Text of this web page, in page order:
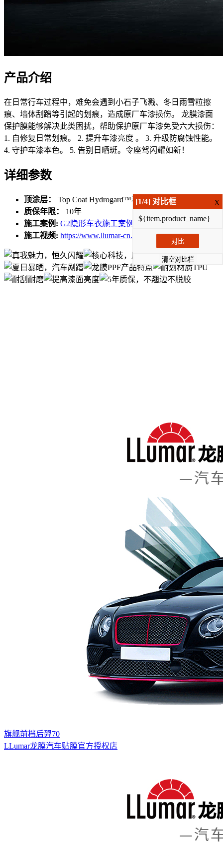
产品介绍
在日常行车过程中，难免会遇到小石子飞溅、冬日雨雪粒擦
痕、墙体刮蹭等引起的划痕，造成原厂车漆损伤。 龙膜漆面
保护膜能够解决此类困扰，帮助保护原厂车漆免受六大损伤：
1. 自修复日常划痕。 2. 提升车漆亮度 。 3. 升级防腐蚀性能。
4. 守护车漆本色。 5. 告别日晒斑。令座驾闪耀如新！
详细参数
顶涂层：
Top Coat Hydrogard™科技
质保年限：
10年
施工案例: G2隐形车衣施工案例
施工视频: https://www.llumar-cn.com/search_up/视频
旗舰前档后羿70
LLumar龙膜汽车贴膜官方授权店
[1/4] 对比框
X
${item.product_name}
对比
清空对比栏